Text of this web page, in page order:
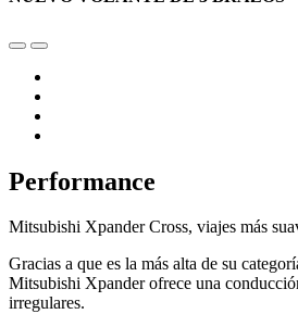
Performance
Mitsubishi Xpander Cross, viajes más
Gracias a que es la más alta de su
Mitsubishi Xpander ofrece una
irregulares.